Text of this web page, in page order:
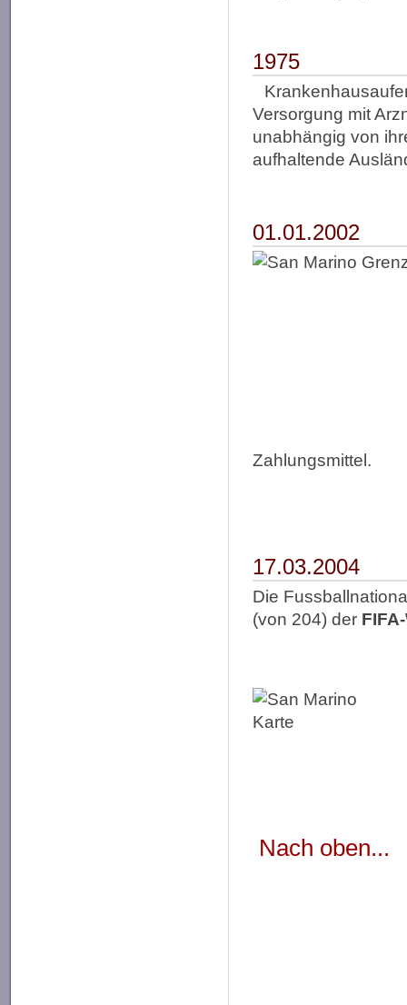
1975
Versorgung mit
unabhängig von
aufhaltende
01.01.2002
Zahlungsmittel.
17.03.2004
Die
(von 204) der
Nach oben...